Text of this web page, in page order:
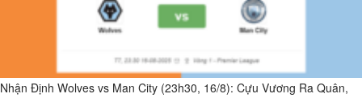
Nhận Định Wolves vs Man City (23h30, 16/8): Cựu Vương Ra Quân,